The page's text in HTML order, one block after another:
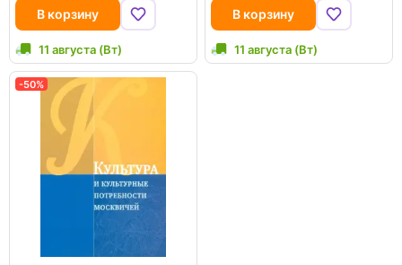
В корзину
11 августа (Вт)
В корзину
11 августа (Вт)
-50%